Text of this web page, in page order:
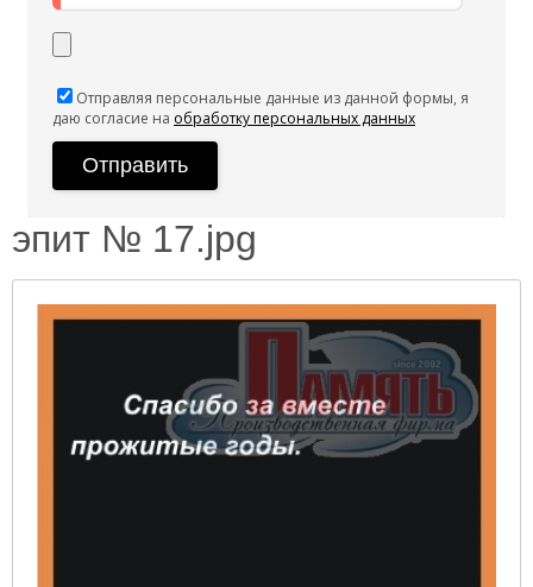
Отправляя персональные данные из данной формы, я
даю согласие на обработку персональных данных
эпит № 17.jpg